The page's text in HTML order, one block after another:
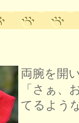
両腕を開
「さぁ、
てるよう